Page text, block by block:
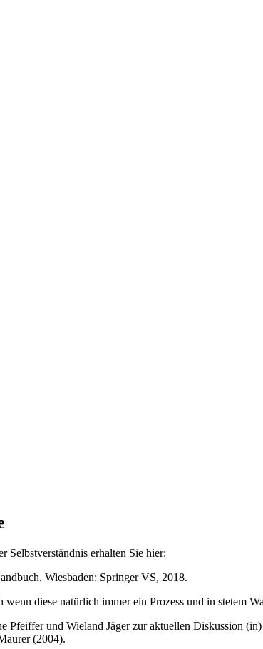
Selbstverständnis erhalten Sie hier:
Wiesbaden: Springer VS, 2018.
diese natürlich immer ein Prozess und in stetem
und Wieland Jäger zur aktuellen Diskussion
(2004).